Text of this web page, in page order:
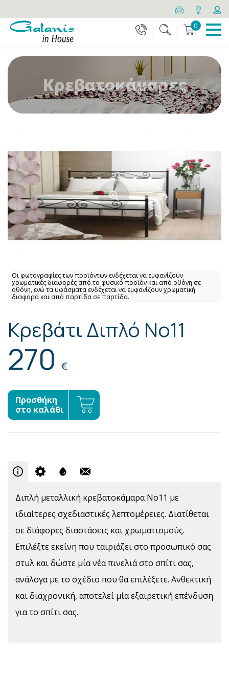
0
Κρεβατοκάμαρες
Οι φωτογραφίες των προϊόντων ενδέχεται να εμφανίζουν
χρωματικές διαφορές από το φυσικό προϊόν και από οθόνη σε
οθόνη, ενώ τα υφάσματα ενδέχεται να εμφανίζουν χρωματική
διαφορά και από παρτίδα σε παρτίδα.
Κρεβάτι Διπλό No11
270 €
Προσθήκη
στο καλάθι
Διπλή μεταλλική κρεβατοκάμαρα Νο11 με
ιδιαίτερες σχεδιαστικές λεπτομέρειες. Διατίθεται
σε διάφορες διαστάσεις και χρωματισμούς.
Επιλέξτε εκείνη που ταιριάζει στο προσωπικό σας
στυλ και δώστε μία νέα πινελιά στο σπίτι σας,
ανάλογα με το σχέδιο που θα επιλέξετε. Ανθεκτική
και διαχρονική, αποτελεί μία εξαιρετική επένδυση
για το σπίτι σας.